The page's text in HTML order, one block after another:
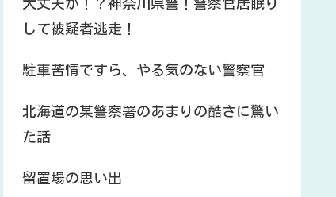
大丈夫か！？神奈川県警！警察官居眠り
して被疑者逃走！
駐車苦情ですら、やる気のない警察官
北海道の某警察署のあまりの酷さに驚い
た話
留置場の思い出